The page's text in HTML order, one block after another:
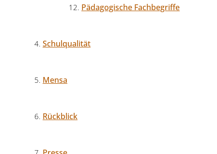
Pädagogische Fachbegriffe
Schulqualität
Mensa
Rückblick